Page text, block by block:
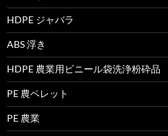
HDPE ジャバラ
ABS 浮き
HDPE 農業用ビニール袋洗浄粉砕品
PE 農ペレット
PE 農業